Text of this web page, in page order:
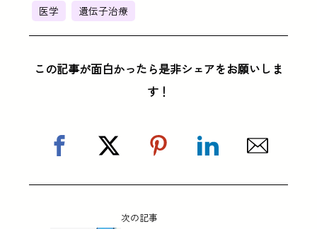
医学 遺伝子治療
この記事が面白かったら是非シェアをお願いしま
す！
次の記事